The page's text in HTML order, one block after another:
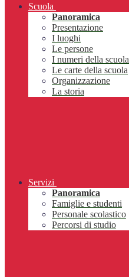
Scuola
Panoramica
Presentazione
I luoghi
Le persone
I numeri della scuola
Le carte della scuola
Organizzazione
La storia
Servizi
Panoramica
Famiglie e studenti
Personale scolastico
Percorsi di studio